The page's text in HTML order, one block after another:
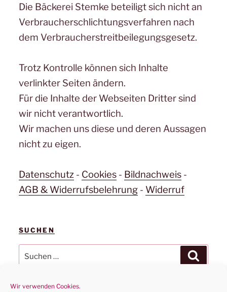
Wir verwenden Cookies.
Die Bäckerei Stemke beteiligt sich nicht an
Verbraucherschlichtungsverfahren nach
dem Verbraucherstreitbeilegungsgesetz.
Trotz Kontrolle können sich Inhalte
verlinkter Seiten ändern.
Für die Inhalte der Webseiten Dritter sind
wir nicht verantwortlich.
Wir machen uns diese und deren Aussagen
nicht zu eigen.
Datenschutz- Cookies- Bildnachweis-
AGB & Widerrufsbelehrung- Widerruf
SUCHEN
Suchen
nach: